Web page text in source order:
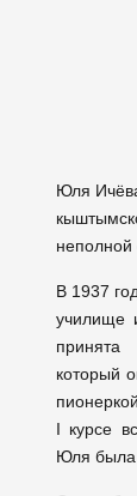
Юля
В 1937
училище
принята
который
I курсе
Юля была